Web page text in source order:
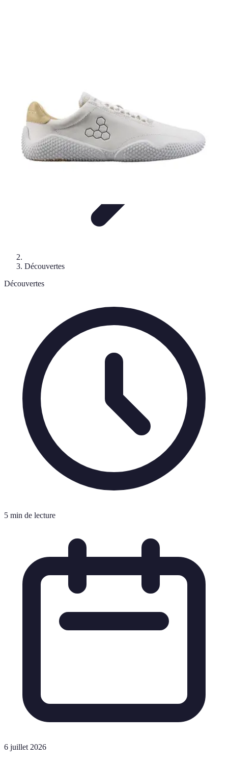
Découvertes
Découvertes
5 min de lecture
6 juillet 2026